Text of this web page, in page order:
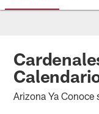
Arizona
Arizona Ya